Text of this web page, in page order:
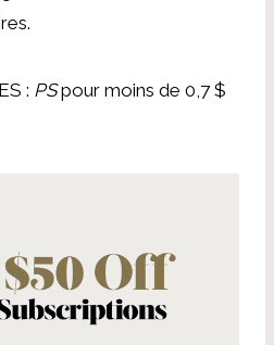
: PSpour moins de 0,7 $